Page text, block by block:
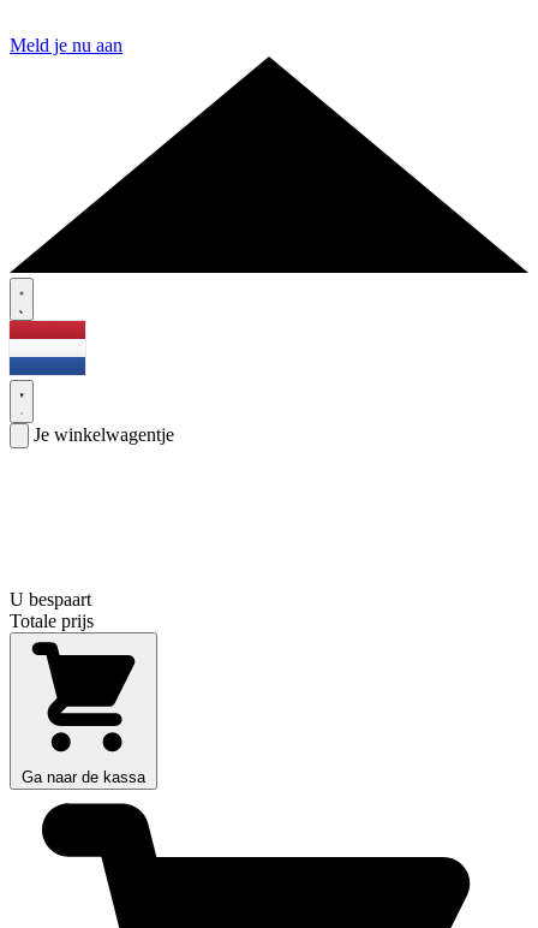
Meld je nu aan
Je winkelwagentje
U bespaart
Totale prijs
Ga naar de kassa